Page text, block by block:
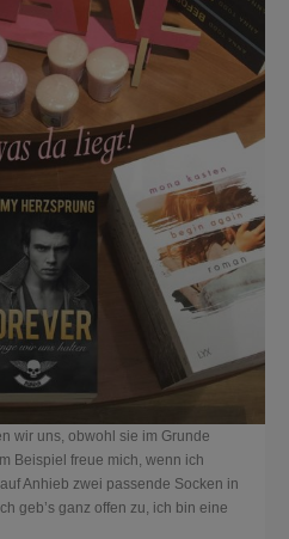
wir uns, obwohl sie im Grunde
Beispiel freue mich, wenn ich
Anhieb zwei passende Socken in
geb’s ganz offen zu, ich bin eine